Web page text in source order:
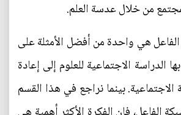
من خلال عدسة العلم.
هي واحدة من أفضل الأمثلة على
الدراسة الاجتماعية للعلوم إلى إعادة
الاجتماعية. بينما نراجع في هذا القسم